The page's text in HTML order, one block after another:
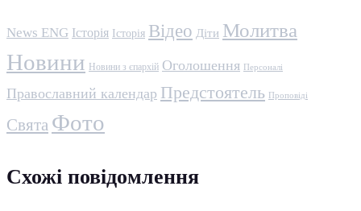
News ENG Історія Історія Відео Діти Молитва
Новини Новини з єпархій Оголошення Персоналі
Православний календар Предстоятель Проповіді
Свята Фото
Схожі повідомлення